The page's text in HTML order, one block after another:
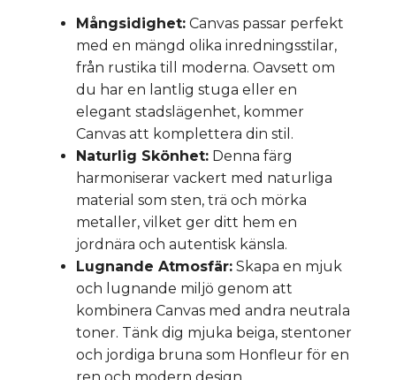
Mångsidighet: Canvas passar perfekt
med en mängd olika inredningsstilar,
från rustika till moderna. Oavsett om
du har en lantlig stuga eller en
elegant stadslägenhet, kommer
Canvas att komplettera din stil.
Naturlig Skönhet: Denna färg
harmoniserar vackert med naturliga
material som sten, trä och mörka
metaller, vilket ger ditt hem en
jordnära och autentisk känsla.
Lugnande Atmosfär: Skapa en mjuk
och lugnande miljö genom att
kombinera Canvas med andra neutrala
toner. Tänk dig mjuka beiga, stentoner
och jordiga bruna som Honfleur för en